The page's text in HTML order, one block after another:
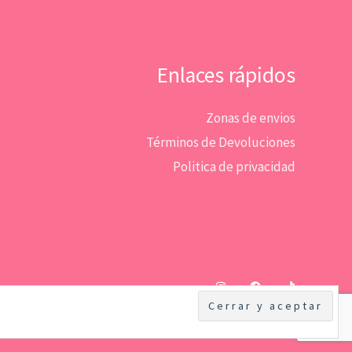
Enlaces rápidos
Zonas de envios
Términos de Devoluciones
Politica de privacidad